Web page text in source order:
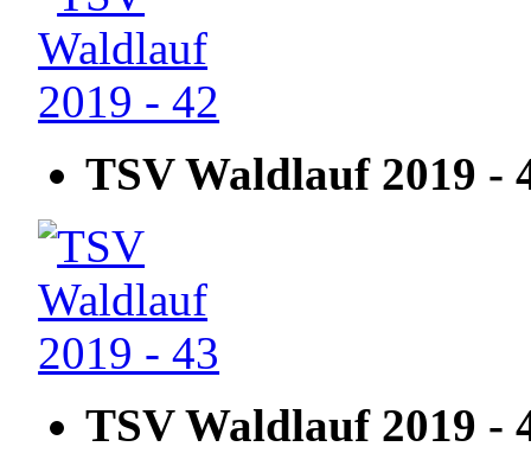
TSV Waldlauf 2019 -
TSV Waldlauf 2019 -